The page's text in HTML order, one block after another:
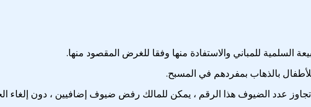
السلمية للمباني والاستفادة منها وفقا للغرض المقصود منها.
بالذهاب بمفردهم في المسبح.
عدد الضيوف هذا الرقم ، يمكن للمالك رفض ضيوف إضافيين ، دون إلغاء